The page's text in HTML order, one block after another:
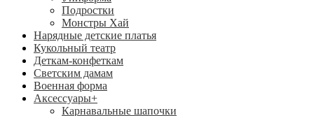
Подростки
Монстры Хай
Нарядные детские платья
Кукольный театр
Деткам-конфеткам
Светским дамам
Военная форма
Аксессуары+
Карнавальные шапочки